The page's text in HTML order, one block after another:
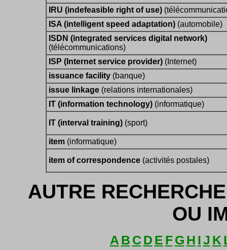
IRU (indefeasible right of use)
ISA (intelligent speed adaptation) (automobile)
ISDN (integrated services digital network)
(télécommunications)
ISP (Internet service provider) (Internet)
issuance facility (banque)
issue linkage (relations internationales)
IT (information technology) (informatique)
IT (interval training) (sport)
item (informatique)
item of correspondence (activités postales)
AUTRE
OU
A B C D E F G H IJ K